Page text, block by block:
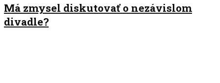
Má zmysel diskutovať o nezávislom
divadle?